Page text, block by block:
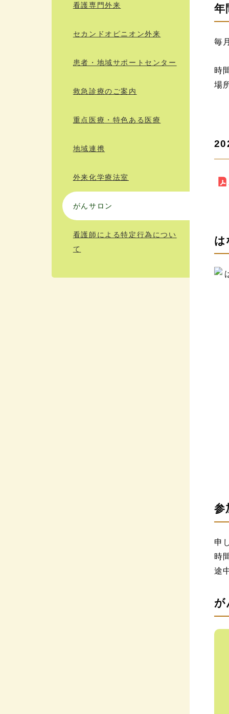
年
毎
時
場
は
参
申
時
途
が
看護専門外来
セカンドオピニオン外来
患者・地域サポートセンター
救急診療のご案内
重点医療・特色ある医療
地域連携
外来化学療法室
がんサロン
看護師による特定行為につい
て